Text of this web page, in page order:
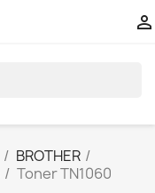

BROTHER
Toner TN1060